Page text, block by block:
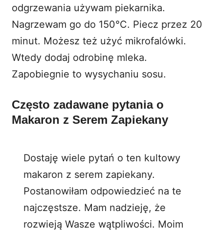
odgrzewania używam piekarnika.
Nagrzewam go do 150°C. Piecz przez 20
minut. Możesz też użyć mikrofalówki.
Wtedy dodaj odrobinę mleka.
Zapobiegnie to wysychaniu sosu.
Często zadawane pytania o
Makaron z Serem Zapiekany
Dostaję wiele pytań o ten kultowy
makaron z serem zapiekany.
Postanowiłam odpowiedzieć na te
najczęstsze. Mam nadzieję, że
rozwieją Wasze wątpliwości. Moim